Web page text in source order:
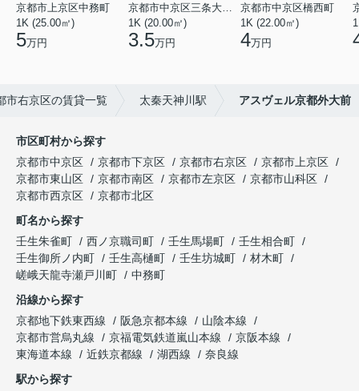
京都市上京区中務町
1K (25.00㎡)
5万円
1K (20.00㎡)
3.5万円
京都市中京区橋西町
1K (22.00㎡)
4万円
市右京区の賃貸一覧 太秦天神川駅 アスヴェル京都外大前
市区町村から探す
京都市中京区
京都市下京区 京都市右京区
京都市上京区
京都市東山区
京都市南区 京都市左京区
京都市山科区
京都市西京区
京都市北区
町名から探す
壬生朱雀町
西ノ京職司町 壬生馬場町
壬生相合町
壬生御所ノ内町
壬生高樋町 壬生坊城町
材木町
嵯峨天龍寺瀬戸川町
中務町
沿線から探す
京都地下鉄東西線
阪急京都本線
山陰本線
京都市営烏丸線
京福電気鉄道嵐山本線
京阪本線
東海道本線
近鉄京都線 湖西線
奈良線
駅から探す